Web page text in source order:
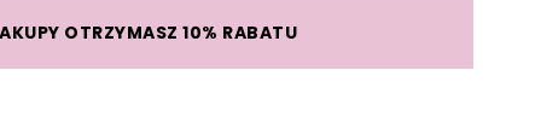
OTRZYMASZ 10% RABATU